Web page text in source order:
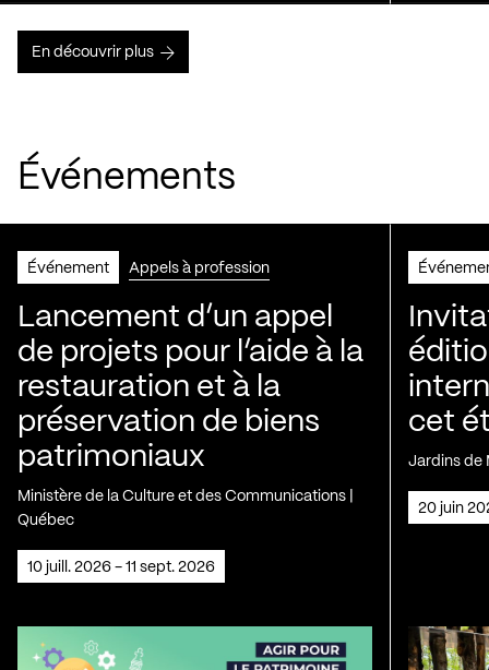
En découvrir plus
Événements
Événement Appels à profession
Lancement d’un appel
de projets pour l’aide à la
restauration et à la
préservation de biens
patrimoniaux
Ministère de la Culture et des Communications |
Québec
10 juill. 2026 - 11 sept. 2026
cet
Jardins de
20 juin